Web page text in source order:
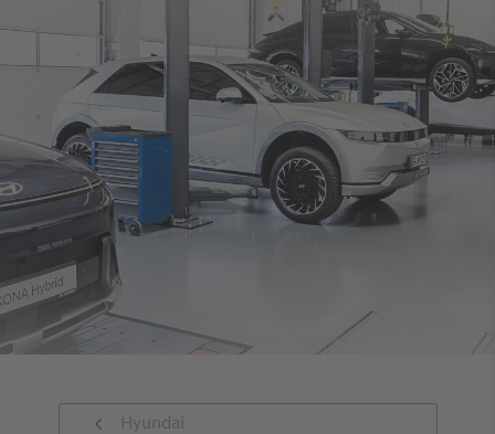
Hyundai